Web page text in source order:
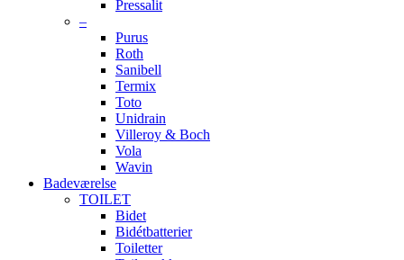
Pressalit
–
Purus
Roth
Sanibell
Termix
Toto
Unidrain
Villeroy & Boch
Vola
Wavin
Badeværelse
TOILET
Bidet
Bidétbatterier
Toiletter